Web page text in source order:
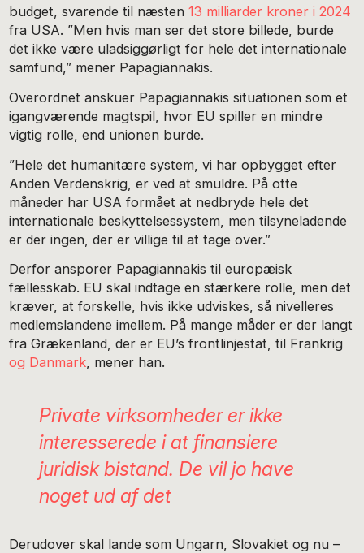
budget, svarende til næsten13 milliarder kroner i 2024
fra USA. ”Men hvis man ser det store billede, burde
det ikke være uladsiggørligt for hele det internationale
samfund,” mener Papagiannakis.
Overordnet anskuer Papagiannakis situationen som et
igangværende magtspil, hvor EU spiller en mindre
vigtig rolle, end unionen burde.
”Hele det humanitære system, vi har opbygget efter
Anden Verdenskrig, er ved at smuldre. På otte
måneder har USA formået at nedbryde hele det
internationale beskyttelsessystem, men tilsyneladende
er der ingen, der er villige til at tage over.”
Derfor ansporer Papagiannakis til europæisk
fællesskab. EU skal indtage en stærkere rolle, men det
kræver, at forskelle, hvis ikke udviskes, så nivelleres
medlemslandene imellem. På mange måder er der langt
fra Grækenland, der er EU’s frontlinjestat, til Frankrig
og Danmark, mener han.
Private virksomheder er ikke
interesserede i at finansiere
juridisk bistand. De vil jo have
noget ud af det
Derudover skal lande som Ungarn, Slovakiet og nu –